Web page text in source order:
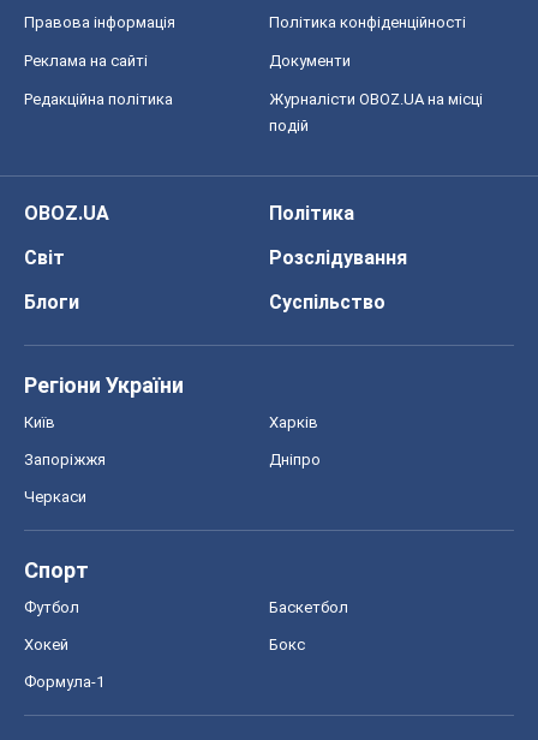
Правова інформація Політика конфіденційності
Реклама на сайті Документи
Редакційна політика
Журналісти OBOZ.UA на місці
подій
OBOZ.UA
Політика
Світ
Розслідування
Блоги
Суспільство
Регіони України
Київ Харків
Запоріжжя Дніпро
Черкаси
Спорт
Футбол Баскетбол
Хокей Бокс
Формула-1